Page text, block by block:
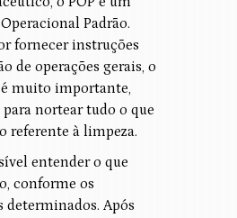
Padrão.
fornecer instruções
de operações gerais, o
muito importante,
nortear tudo o que
referente à limpeza.
entender o que
conforme os
determinados. Após